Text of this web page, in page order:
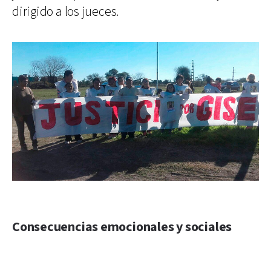
dirigido a los jueces.
Consecuencias emocionales y sociales